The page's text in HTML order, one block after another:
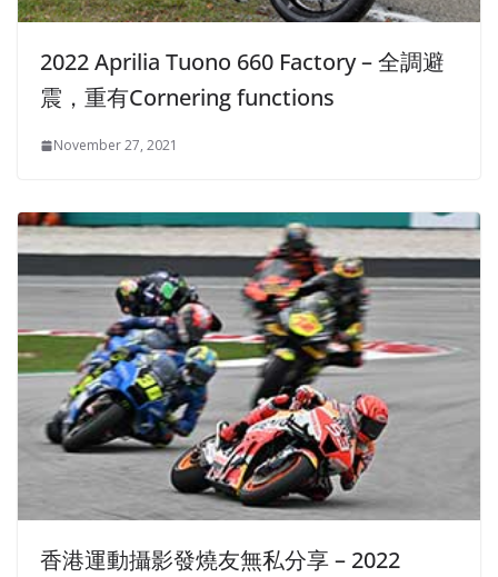
2022 Aprilia Tuono 660 Factory – 全調避
震，重有Cornering functions
November 27, 2021
香港運動攝影發燒友無私分享 – 2022